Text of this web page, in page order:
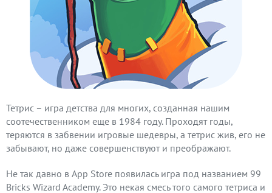
Тетрис – игра детства для многих, созданная нашим
соотечественником еще в 1984 году. Проходят годы,
теряются в забвении игровые шедевры, а тетрис жив, его не
забывают, но даже совершенствуют и преображают.
Не так давно в App Store появилась игра под названием 99
Bricks Wizard Academy. Это некая смесь того самого тетриса и